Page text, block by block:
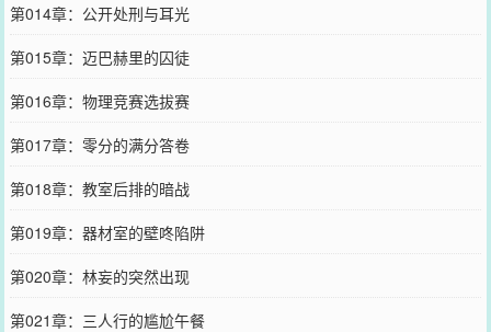
第014章：公开处刑与耳光
第015章：迈巴赫里的囚徒
第016章：物理竞赛选拔赛
第017章：零分的满分答卷
第018章：教室后排的暗战
第019章：器材室的壁咚陷阱
第020章：林妄的突然出现
第021章：三人行的尴尬午餐